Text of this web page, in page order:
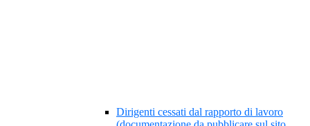
Dirigenti cessati dal rapporto di lavoro